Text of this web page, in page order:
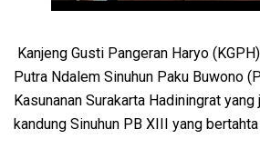
Kanjeng Gusti Pangeran Haryo
Putra Ndalem Sinuhun Paku Buwono
Kasunanan Surakarta Hadiningrat
kandung Sinuhun PB XIII yang